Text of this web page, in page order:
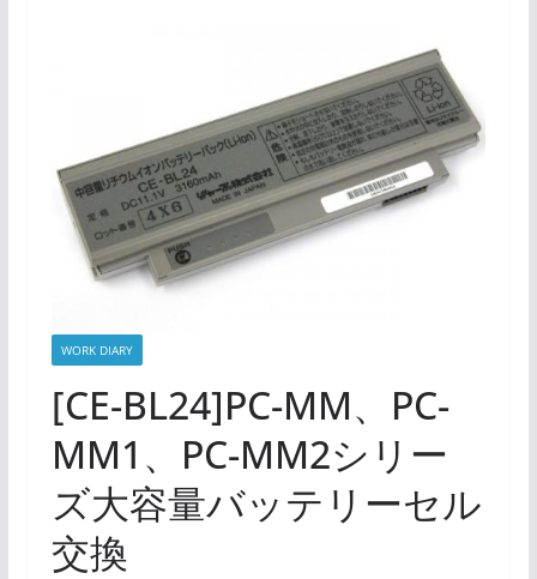
WORK DIARY
[CE-BL24]PC-MM、PC-
MM1、PC-MM2シリー
ズ大容量バッテリーセル
交換